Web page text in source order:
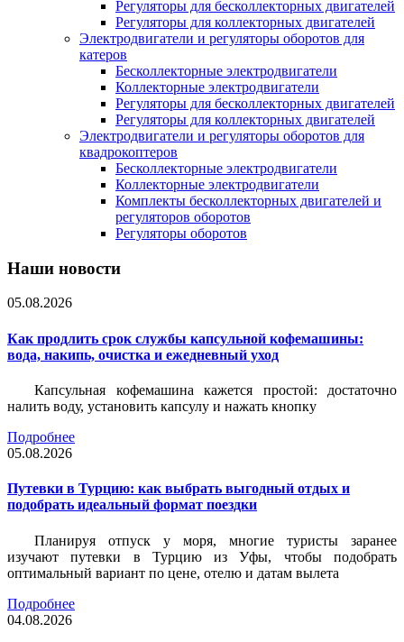
Регуляторы для бесколлекторных двигателей
Регуляторы для коллекторных двигателей
Электродвигатели и регуляторы оборотов для
катеров
Бесколлекторные электродвигатели
Коллекторные электродвигатели
Регуляторы для бесколлекторных двигателей
Регуляторы для коллекторных двигателей
Электродвигатели и регуляторы оборотов для
квадрокоптеров
Бесколлекторные электродвигатели
Коллекторные электродвигатели
Комплекты бесколлекторных двигателей и
регуляторов оборотов
Регуляторы оборотов
Наши новости
05.08.2026
Как продлить срок службы капсульной кофемашины:
вода, накипь, очистка и ежедневный уход
Капсульная кофемашина кажется простой: достаточно
налить воду, установить капсулу и нажать кнопку
Подробнее
05.08.2026
Путевки в Турцию: как выбрать выгодный отдых и
подобрать идеальный формат поездки
Планируя отпуск у моря, многие туристы заранее
изучают путевки в Турцию из Уфы, чтобы подобрать
оптимальный вариант по цене, отелю и датам вылета
Подробнее
04.08.2026